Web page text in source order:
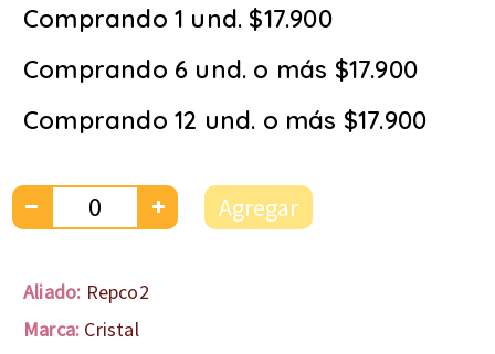
Comprando 1 und. $17.900
Comprando 6 und. o más $17.900
Comprando 12 und. o más $17.900
Agregar
Aliado: Repco2
Marca: Cristal